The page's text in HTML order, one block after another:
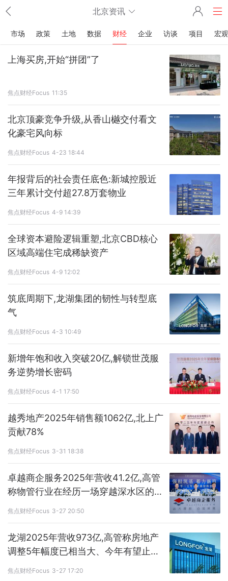
北京资讯
市场 政策 土地 数据 财经 企业 访谈 项目 宏
上海买房,开始“拼团”了
焦点财经Focus 11:35
北京顶豪竞争升级,从香山樾交付看文
化豪宅风向标
焦点财经Focus 4-23 18:44
年报背后的社会责任底色:新城控股近
三年累计交付超27.8万套物业
焦点财经Focus 4-9 14:39
全球资本避险逻辑重塑,北京CBD核心
区域高端住宅成稀缺资产
焦点财经Focus 4-9 12:02
筑底周期下,龙湖集团的韧性与转型底
气
焦点财经Focus 4-3 10:49
新增年饱和收入突破20亿,解锁世茂服
务逆势增长密码
焦点财经Focus 4-1 17:50
越秀地产2025年销售额1062亿,北上广
贡献78%
焦点财经Focus 3-31 18:38
卓越商企服务2025年营收41.2亿,高管
称物管行业在经历一场穿越深水区的长
焦点财经Focus 3-27 20:50
龙湖2025年营收973亿,高管称房地产
调整5年幅度已相当大、今年有望止跌
焦点财经Focus 3-27 17:20